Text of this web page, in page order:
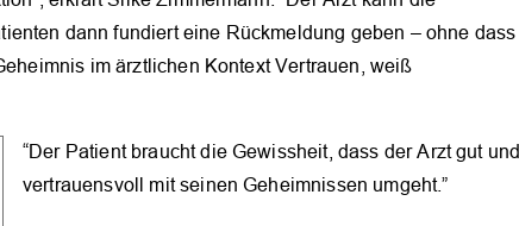
dann fundiert eine Rückmeldung geben – ohne dass
im ärztlichen Kontext Vertrauen, weiß
“Der Patient braucht die Gewissheit, dass der Arzt gut und
vertrauensvoll mit seinen Geheimnissen umgeht.”